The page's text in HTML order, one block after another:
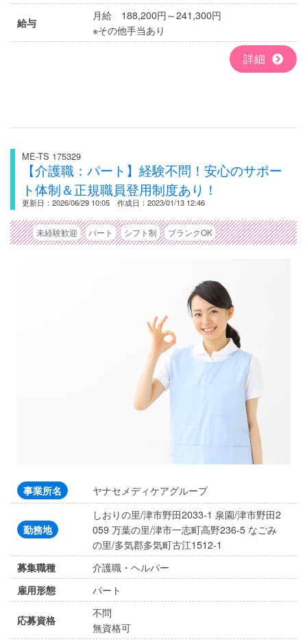
給与
月給 188,200円～241,300円
※その他手当あり
詳細
ME-TS 175329
【介護職：パート】経験不問！安心のサポー
ト体制＆正規職員登用制度あり！
更新日：2026/06/29 10:05 作成日：2023/01/13 12:46
未経験歓迎 パート シフト制 ブランクOK
事業所名 ヤナセメディケアグループ
勤務地
しおりの里/津市野田2033-1 泉園/津市野田2
059 万葉の里/津市一志町高野236-5 なごみ
の里/多気郡多気町古江1512-1
募集職種 介護職・ヘルパー
雇用形態 パート
応募資格
不問
無資格可